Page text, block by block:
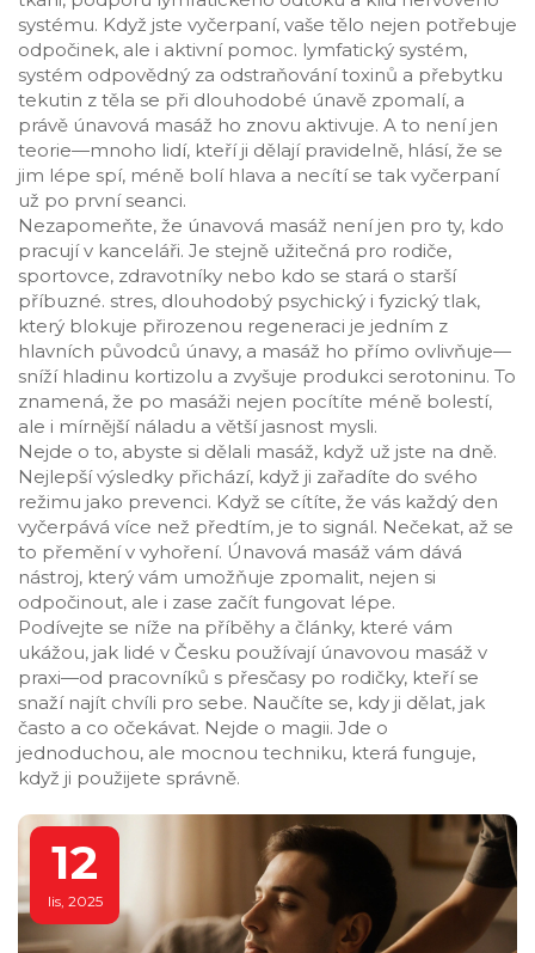
systému. Když jste vyčerpaní, vaše tělo nejen potřebuje
odpočinek, ale i aktivní pomoc. lymfatický systém,
systém odpovědný za odstraňování toxinů a přebytku
tekutin z těla se při dlouhodobé únavě zpomalí, a
právě únavová masáž ho znovu aktivuje. A to není jen
teorie—mnoho lidí, kteří ji dělají pravidelně, hlásí, že se
jim lépe spí, méně bolí hlava a necítí se tak vyčerpaní
už po první seanci.
Nezapomeňte, že únavová masáž není jen pro ty, kdo
pracují v kanceláři. Je stejně užitečná pro rodiče,
sportovce, zdravotníky nebo kdo se stará o starší
příbuzné. stres, dlouhodobý psychický i fyzický tlak,
který blokuje přirozenou regeneraci je jedním z
hlavních původců únavy, a masáž ho přímo ovlivňuje—
sníží hladinu kortizolu a zvyšuje produkci serotoninu. To
znamená, že po masáži nejen pocítíte méně bolestí,
ale i mírnější náladu a větší jasnost mysli.
Nejde o to, abyste si dělali masáž, když už jste na dně.
Nejlepší výsledky přichází, když ji zařadíte do svého
režimu jako prevenci. Když se cítíte, že vás každý den
vyčerpává více než předtím, je to signál. Nečekat, až se
to přemění v vyhoření. Únavová masáž vám dává
nástroj, který vám umožňuje zpomalit, nejen si
odpočinout, ale i zase začít fungovat lépe.
Podívejte se níže na příběhy a články, které vám
ukážou, jak lidé v Česku používají únavovou masáž v
praxi—od pracovníků s přesčasy po rodičky, kteří se
snaží najít chvíli pro sebe. Naučíte se, kdy ji dělat, jak
často a co očekávat. Nejde o magii. Jde o
jednoduchou, ale mocnou techniku, která funguje,
když ji použijete správně.
12
lis, 2025